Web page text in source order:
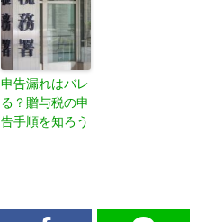
申告漏れはバレ
る？贈与税の申
告手順を知ろう